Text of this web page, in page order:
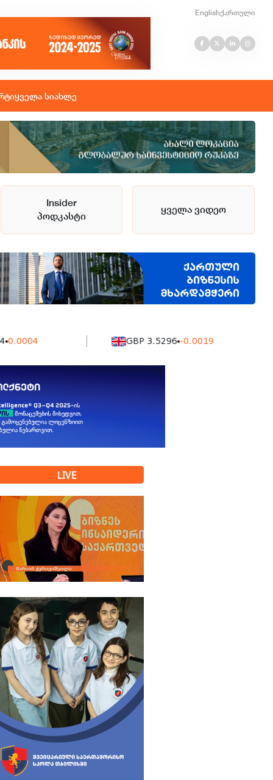
Englishქართული
ყველა სიახლე
Insider
პოდკასტი
ყველა ვიდეო
GBP 3.5296 -0.0019
LIVE